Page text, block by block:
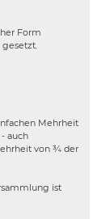
Form
Mehrheit
auch
von ¾ der
ist